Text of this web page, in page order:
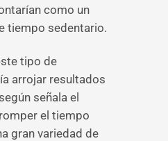
como un
tiempo sedentario.
tipo de
arrojar resultados
señala el
el tiempo
gran variedad de